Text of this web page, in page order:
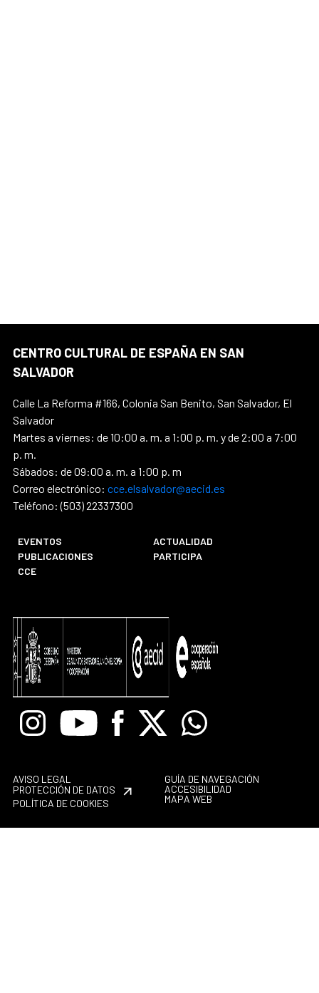
CENTRO CULTURAL DE ESPAÑA EN SAN
SALVADOR
Calle La Reforma #166, Colonia San Benito, San Salvador, El
Salvador
Martes a viernes: de 10:00 a. m. a 1:00 p. m. y de 2:00 a 7:00
p. m.
Sábados: de 09:00 a. m. a 1:00 p. m
Correo electrónico: cce.elsalvador@aecid.es
Teléfono: (503) 22337300
EVENTOS
ACTUALIDAD
PUBLICACIONES
PARTICIPA
CCE
InstagramYoutube Facebook
X Whatsapp
AVISO LEGAL
PROTECCIÓN DE DATOS
POLÍTICA DE COOKIES
GUÍA DE NAVEGACIÓN
ACCESIBILIDAD
MAPA WEB